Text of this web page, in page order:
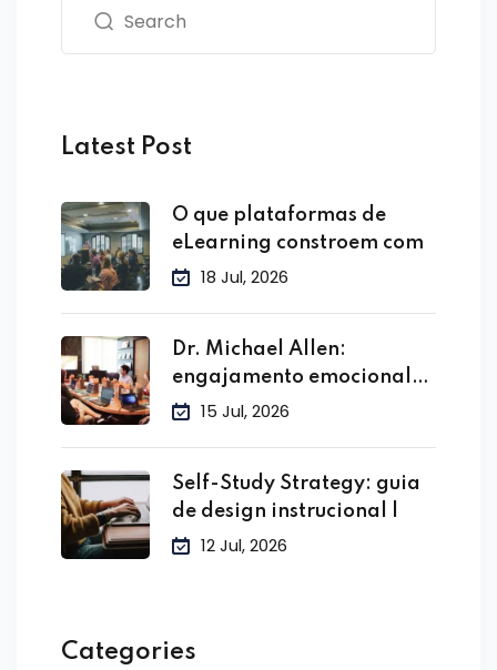
Latest Post
O que plataformas de
eLearning constroem com
18 Jul, 2026
Dr. Michael Allen:
engajamento emocional
no treinamento
15 Jul, 2026
Self-Study Strategy: guia
de design instrucional |
12 Jul, 2026
Categories